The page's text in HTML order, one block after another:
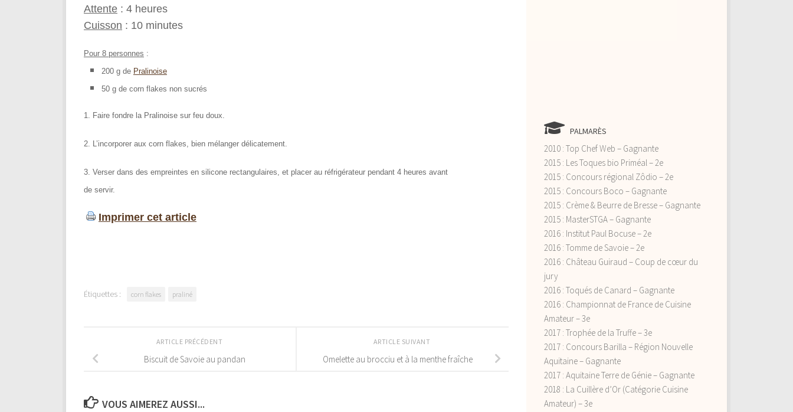
Attente : 4 heures
Cuisson : 10 minutes
Pour 8 personnes :
200 g de Pralinoise
50 g de corn flakes non sucrés
1. Faire fondre la Pralinoise sur feu doux.
2. L’incorporer aux corn flakes, bien mélanger délicatement.
3. Verser dans des empreintes en silicone rectangulaires, et placer au réfrigérateur pendant 4 heures avant
de servir.
Imprimer cet article
Étiquettes : corn flakes praliné
ARTICLE SUIVANT
Omelette au brocciu et à la menthe fraîche
ARTICLE PRÉCÉDENT
Biscuit de Savoie au pandan
VOUS AIMEREZ AUSSI...
PALMARÈS
2010 : Top Chef Web – Gagnante
2015 : Les Toques bio Priméal – 2e
2015 : Concours régional Zôdio – 2e
2015 : Concours Boco – Gagnante
2015 : Crème & Beurre de Bresse – Gagnante
2015 : MasterSTGA – Gagnante
2016 : Institut Paul Bocuse – 2e
2016 : Tomme de Savoie – 2e
2016 : Château Guiraud – Coup de cœur du
jury
2016 : Toqués de Canard – Gagnante
2016 : Championnat de France de Cuisine
Amateur – 3e
2017 : Trophée de la Truffe – 3e
2017 : Concours Barilla – Région Nouvelle
Aquitaine – Gagnante
2017 : Aquitaine Terre de Génie – Gagnante
2018 : La Cuillère d’Or (Catégorie Cuisine
Amateur) – 3e